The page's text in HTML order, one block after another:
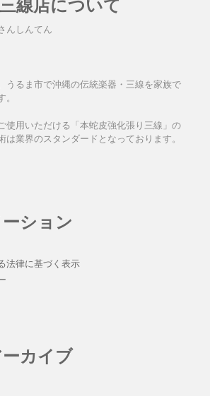
線店について
んしんてん
うるま市で沖縄の伝統楽器・三線を家族で
使用いただける「本蛇皮強化張り三線」の
は業界のスタンダードとなっております。
ション
法律に基づく表示
カイブ